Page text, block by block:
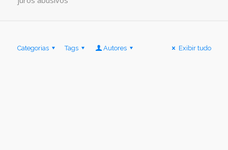
Categorias Tags Autores Exibir tudo